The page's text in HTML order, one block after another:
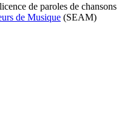
de paroles de chansons
de Musique (SEAM)